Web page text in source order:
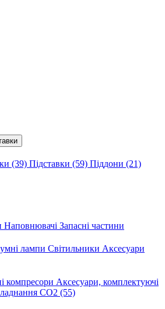
(39) Підставки (59) Піддони (21)
Наповнювачі Запасні частини
лампи Світильники Аксесуари
компресори Аксесуари, комплектуючі
CO2 (55)